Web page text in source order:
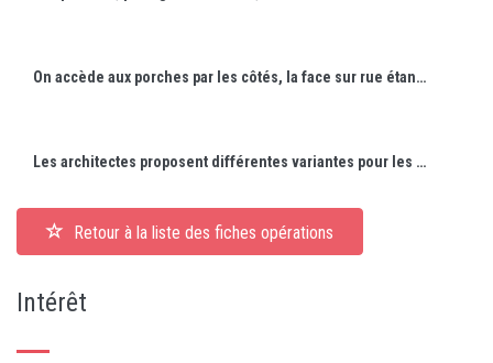
On accède aux porches par les côtés, la face sur rue étant dévolue à des plantations.
Les architectes proposent différentes variantes pour les entrées. Sans porche, celle-ci est plus simple mais reste élégante.
Retour à la liste des fiches opérations
Intérêt